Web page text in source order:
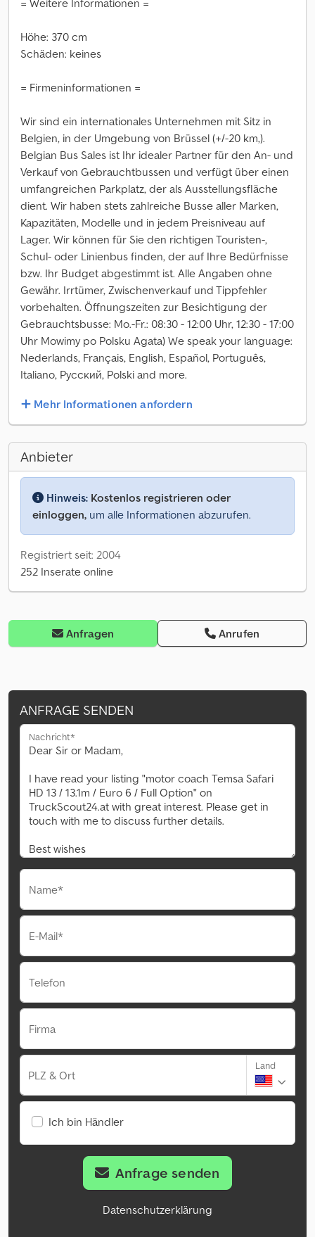
= Weitere Informationen =
Höhe: 370 cm
Schäden: keines
= Firmeninformationen =
Wir sind ein internationales Unternehmen mit Sitz in
Belgien, in der Umgebung von Brüssel (+/-20 km,).
Belgian Bus Sales ist Ihr idealer Partner für den An- und
Verkauf von Gebrauchtbussen und verfügt über einen
umfangreichen Parkplatz, der als Ausstellungsfläche
dient. Wir haben stets zahlreiche Busse aller Marken,
Kapazitäten, Modelle und in jedem Preisniveau auf
Lager. Wir können für Sie den richtigen Touristen-,
Schul- oder Linienbus finden, der auf Ihre Bedürfnisse
bzw. Ihr Budget abgestimmt ist. Alle Angaben ohne
Gewähr. Irrtümer, Zwischenverkauf und Tippfehler
vorbehalten. Öffnungszeiten zur Besichtigung der
Gebrauchtsbusse: Mo.-Fr.: 08:30 - 12:00 Uhr, 12:30 - 17:00
Uhr Mowimy po Polsku Agata) We speak your language:
Nederlands, Français, English, Español, Português,
Italiano, Русский, Polski and more.
Mehr Informationen anfordern
Anbieter
Hinweis: Kostenlos registrieren oder
einloggen, um alle Informationen abzurufen.
Registriert seit: 2004
252 Inserate online
Anfragen Anrufen
ANFRAGE SENDEN
Nachricht*
Name*
E-Mail*
Telefon
Firma
PLZ & Ort
Land
Ich bin Händler
Anfrage senden
Datenschutzerklärung